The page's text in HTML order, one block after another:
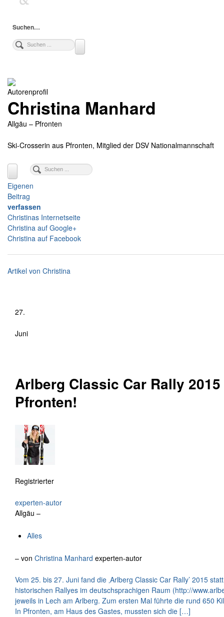
Suchen…
Autorenprofil
Christina Manhard
Allgäu – Pfronten
Ski-Crosserin aus Pfronten, Mitglied der DSV Nationalmannschaft
Eigenen
Beitrag
verfassen
Christinas Internetseite
Christina auf Google+
Christina auf Facebook
Artikel von Christina
27.
Juni
Arlberg Classic Car Rally
Pfronten!
Registrierter
experten-autor
Allgäu –
Alles
– von Christina Manhard experten-autor
Vom 25. bis 27. Juni fand die ‚Arlberg Classic Car Rally’ 2015
historischen Rallyes im deutschsprachigen Raum (http://
jeweils in Lech am Arlberg. Zum ersten Mal führte die rund 650
In Pfronten, am Haus des Gastes, mussten sich die […]